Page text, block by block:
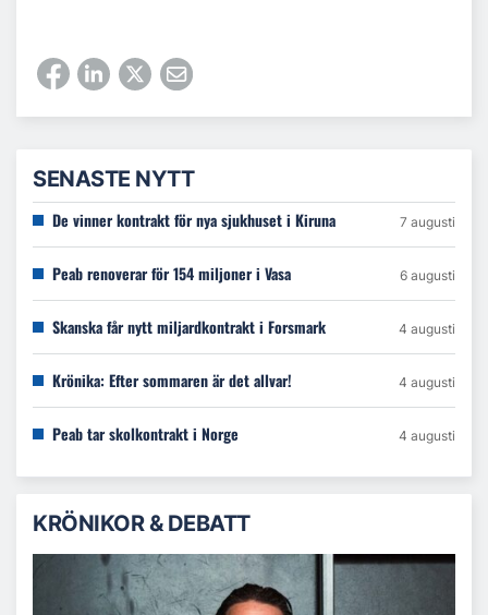
SENASTE NYTT
De vinner kontrakt för nya sjukhuset i Kiruna 7 augusti
Peab renoverar för 154 miljoner i Vasa 6 augusti
Skanska får nytt miljardkontrakt i Forsmark 4 augusti
Krönika: Efter sommaren är det allvar! 4 augusti
Peab tar skolkontrakt i Norge 4 augusti
KRÖNIKOR & DEBATT